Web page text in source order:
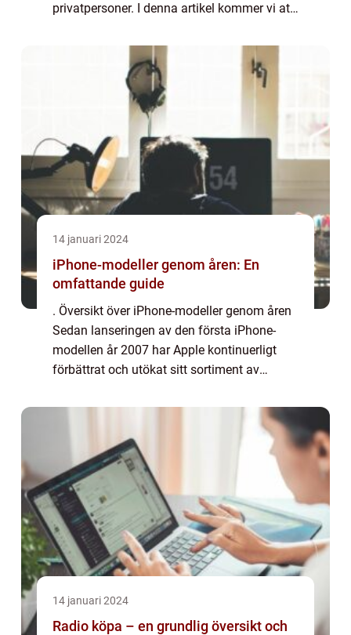
privatpersoner. I denna artikel kommer vi att
och utforska olika typer, deras popularitet...
14 januari 2024
iPhone-modeller genom åren: En
omfattande guide
. Översikt över iPhone-modeller genom åren
Sedan lanseringen av den första iPhone-
modellen år 2007 har Apple kontinuerligt
förbättrat och utökat sitt sortiment av
modeller med förbättrad prestanda, nya
14 januari 2024
Radio köpa – en grundlig översikt och